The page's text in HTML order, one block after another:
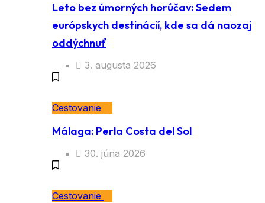
Leto bez úmorných horúčav: Sedem
európskych destinácií, kde sa dá naozaj
oddýchnuť
3. augusta 2026
Cestovanie
Málaga: Perla Costa del Sol
30. júna 2026
Cestovanie